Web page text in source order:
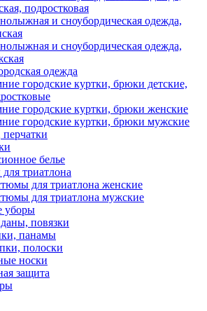
подростковая
и сноубордическая одежда,
и сноубордическая одежда,
одежда
городские куртки, брюки детские,
городские куртки, брюки женские
городские куртки, брюки мужские
белье
триатлона
для триатлона женские
для триатлона мужские
уборы
повязки
панамы
полоски
носки
защита